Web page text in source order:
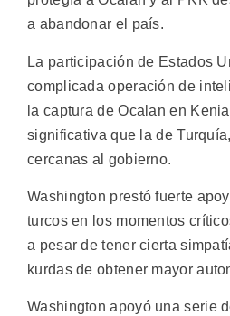
a abandonar el país.
La participación de Estados
complicada operación de
la captura de Ocalan en
significativa que la de
cercanas al gobierno.
Washington prestó fuerte
turcos en los momentos
a pesar de tener cierta
kurdas de obtener mayor
Washington apoyó una serie